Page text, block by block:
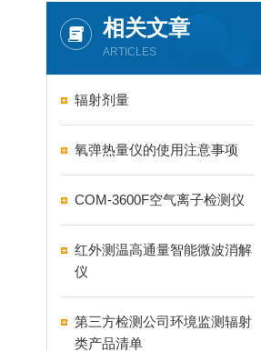
相关文章
ARTICLES
辐射剂量
氧弹热量仪的使用注意事项
COM-3600F空气离子检测仪
红外测温高通量智能微波消解
仪
第三方检测公司环境监测辐射
类产品清单